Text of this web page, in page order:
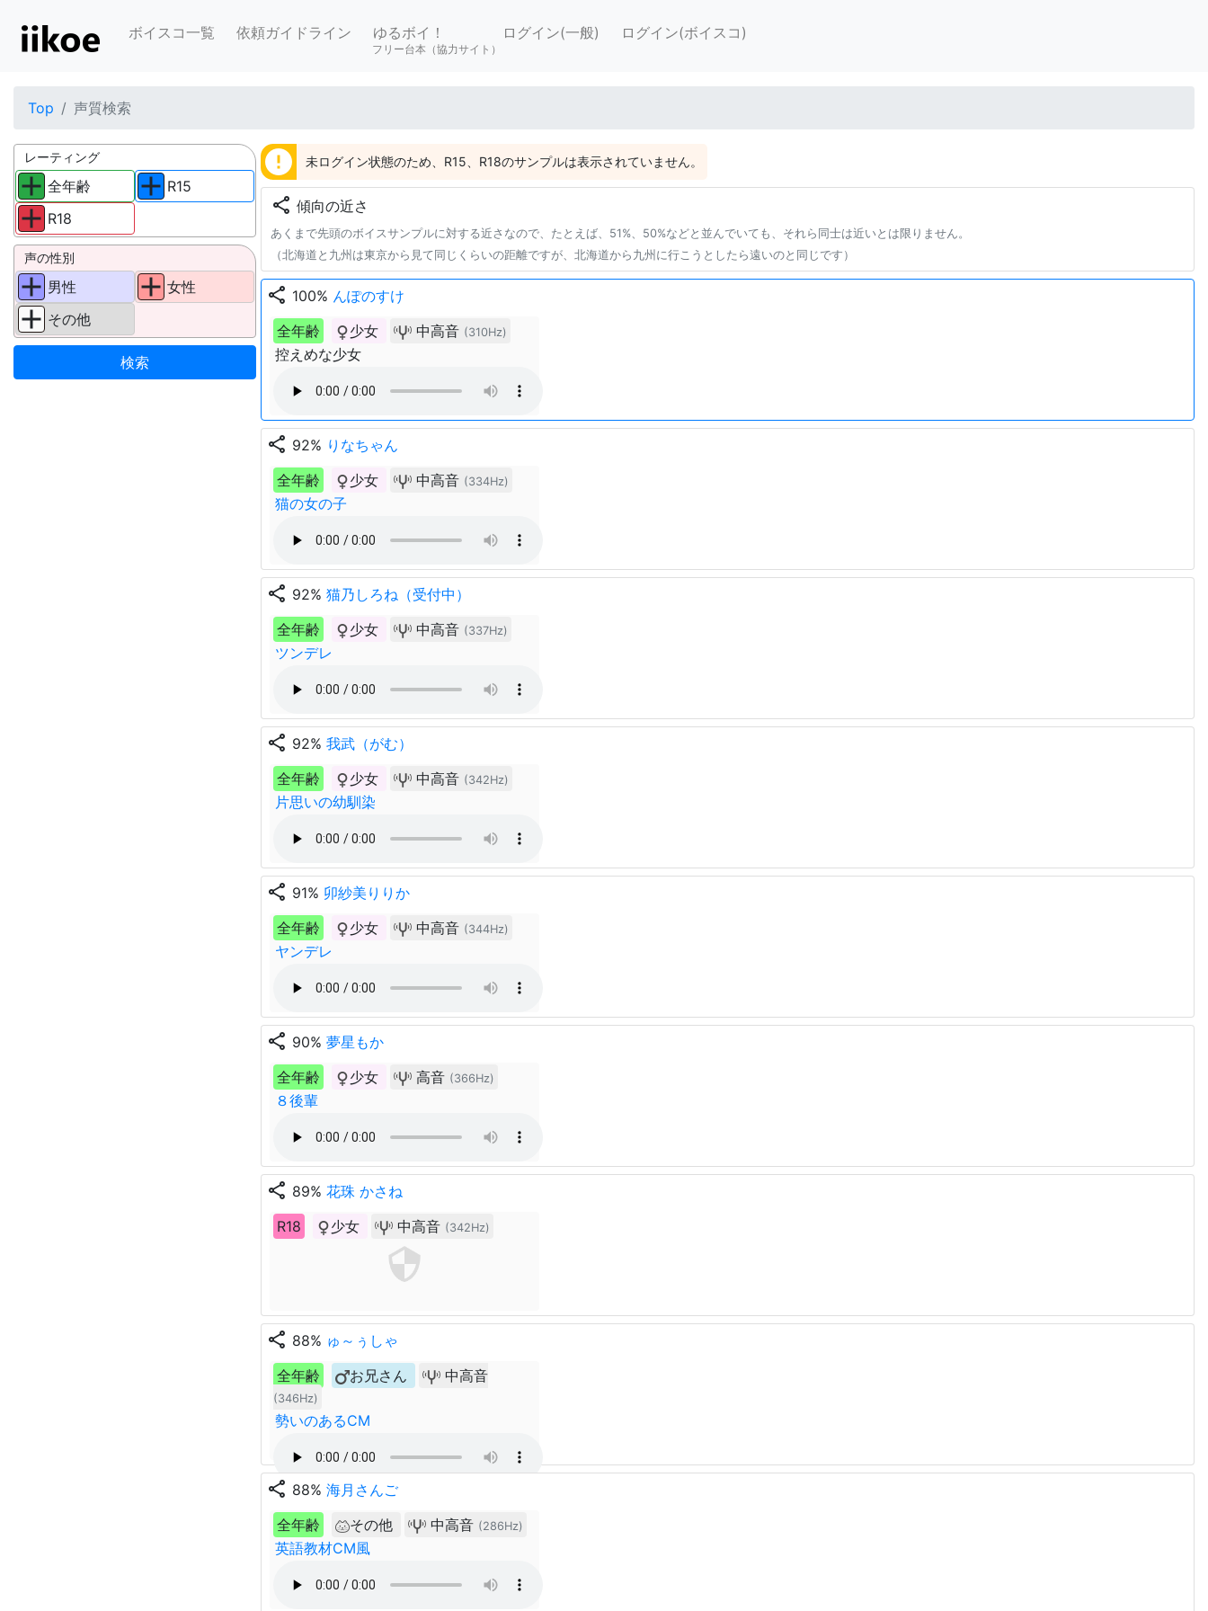
ボイスコ一覧 依頼ガイドライン ゆるボイ！
フリー台本（協力サイト）
ログイン(一般) ログイン(ボイスコ)
Top 声質検索
レーティング
全年齢
R18
R15
声の性別
男性
その他
女性
error 未ログイン状態のため、R15、R18のサンプルは表示されていません。
share 傾向の近さ
あくまで先頭のボイスサンプルに対する近さなので、たとえば、51%、50%などと並んでいても、それら同士は近いとは限りません。
（北海道と九州は東京から見て同じくらいの距離ですが、北海道から九州に行こうとしたら遠いのと同じです）
share 100% んぽのすけ
全年齢
少女 中高音 (310Hz)
控えめな少女
share 92% りなちゃん
全年齢
少女 中高音 (334Hz)
猫の女の子
share 92% 猫乃しろね（受付中）
全年齢
少女 中高音 (337Hz)
ツンデレ
share 92% 我武（がむ）
全年齢
少女 中高音 (342Hz)
片思いの幼馴染
share 91% 卯紗美りりか
全年齢
少女 中高音 (344Hz)
ヤンデレ
share 90% 夢星もか
全年齢
少女 高音 (366Hz)
８後輩
share 89% 花珠 かさね
R18
少女 中高音 (342Hz)
share 88% ゅ～ぅしゃ
全年齢
お兄さん 中高音
(346Hz)
勢いのあるCM
share 88% 海月さんご
全年齢
その他 中高音 (286Hz)
英語教材CM風